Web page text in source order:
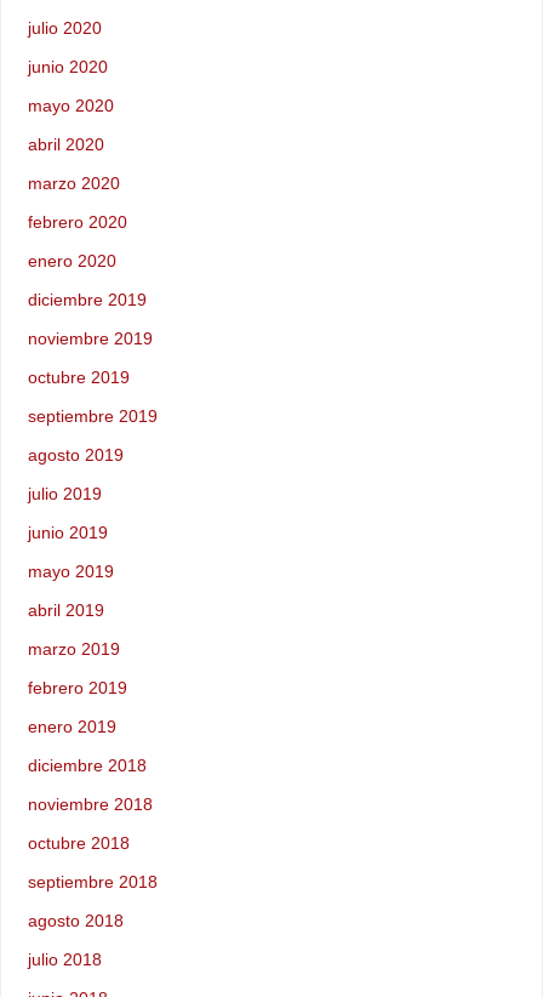
julio 2020
junio 2020
mayo 2020
abril 2020
marzo 2020
febrero 2020
enero 2020
diciembre 2019
noviembre 2019
octubre 2019
septiembre 2019
agosto 2019
julio 2019
junio 2019
mayo 2019
abril 2019
marzo 2019
febrero 2019
enero 2019
diciembre 2018
noviembre 2018
octubre 2018
septiembre 2018
agosto 2018
julio 2018